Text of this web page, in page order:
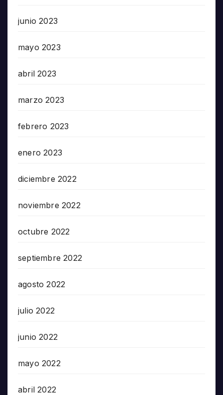
junio 2023
mayo 2023
abril 2023
marzo 2023
febrero 2023
enero 2023
diciembre 2022
noviembre 2022
octubre 2022
septiembre 2022
agosto 2022
julio 2022
junio 2022
mayo 2022
abril 2022